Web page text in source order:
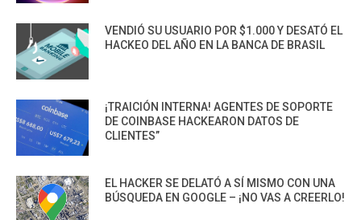
VENDIÓ SU USUARIO POR $1.000 Y DESATÓ EL
HACKEO DEL AÑO EN LA BANCA DE BRASIL
¡TRAICIÓN INTERNA! AGENTES DE SOPORTE
DE COINBASE HACKEARON DATOS DE
CLIENTES”
EL HACKER SE DELATÓ A SÍ MISMO CON UNA
BÚSQUEDA EN GOOGLE – ¡NO VAS A CREERLO!